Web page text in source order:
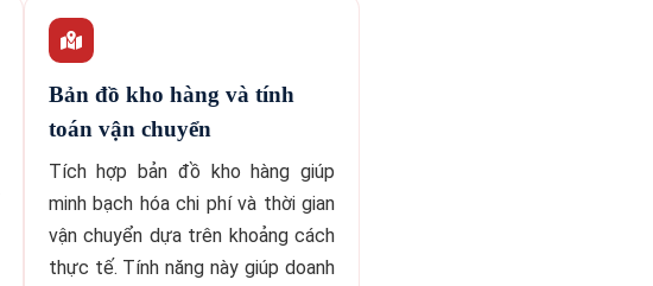
Bản đồ kho hàng và tính
toán vận chuyển
Tích hợp bản đồ kho hàng giúp
minh bạch hóa chi phí và thời gian
vận chuyển dựa trên khoảng cách
thực tế. Tính năng này giúp doanh